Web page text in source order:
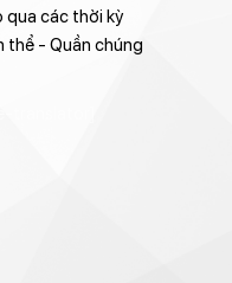
qua các thời kỳ
- Quần chúng